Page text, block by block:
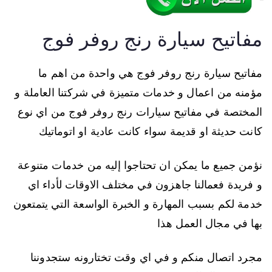
مفاتيح سيارة رنج روفر فوج
مفاتيح سيارة رنج روفر فوج هي واحدة من اهم ما
مؤمنه من اعمال و خدمات متميزة في شركتنا العاملة و
المختصة في مفاتيح سيارات رنج روفر فوج من اي نوع
كانت حديثة او قديمة سواء كانت عادية او اتوماتيك
نؤمن جميع ما يمكن ان تحتاجوا إليه من خدمات متنوعة
و فريدة فعمالنا جاهزون في مختلف الاوقات لأداء اي
خدمة لكم بسبب المهارة و الخبرة الواسعة التي يتمتعون
بها في مجال العمل هذا
مجرد اتصال منكم و في اي وقت تختارونه ستجدوننا